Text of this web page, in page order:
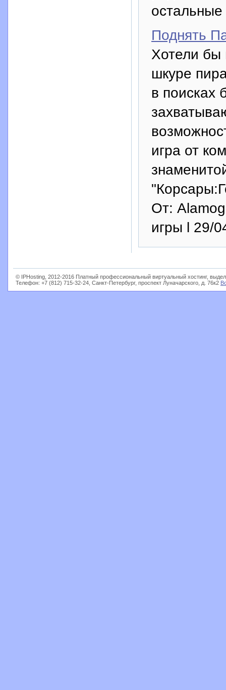
остальные
Поднять
Хотели бы
шкуре
в поисках
игра от
От:
игры l 29/
© IPHosting, 2012-2016 Платный профессиональный виртуальный хостинг,
Телефон: +7 (812) 715-32-24, Санкт-Петербург, проспект Луначарского, д. 76к2